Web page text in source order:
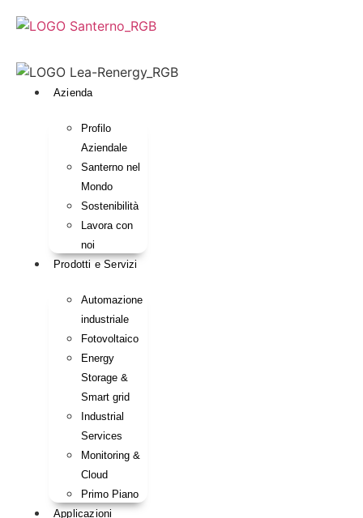
Azienda
Profilo
Aziendale
Santerno nel
Mondo
Sostenibilità
Lavora con
noi
Prodotti e Servizi
Automazione
industriale
Fotovoltaico
Energy
Storage &
Smart grid
Industrial
Services
Monitoring &
Cloud
Primo Piano
Applicazioni